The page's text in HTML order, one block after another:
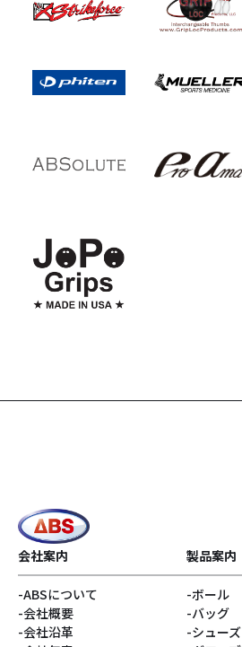
会社案内
ABSについて
会社概要
会社沿革
製品案内
ボール
バッグ
シューズ